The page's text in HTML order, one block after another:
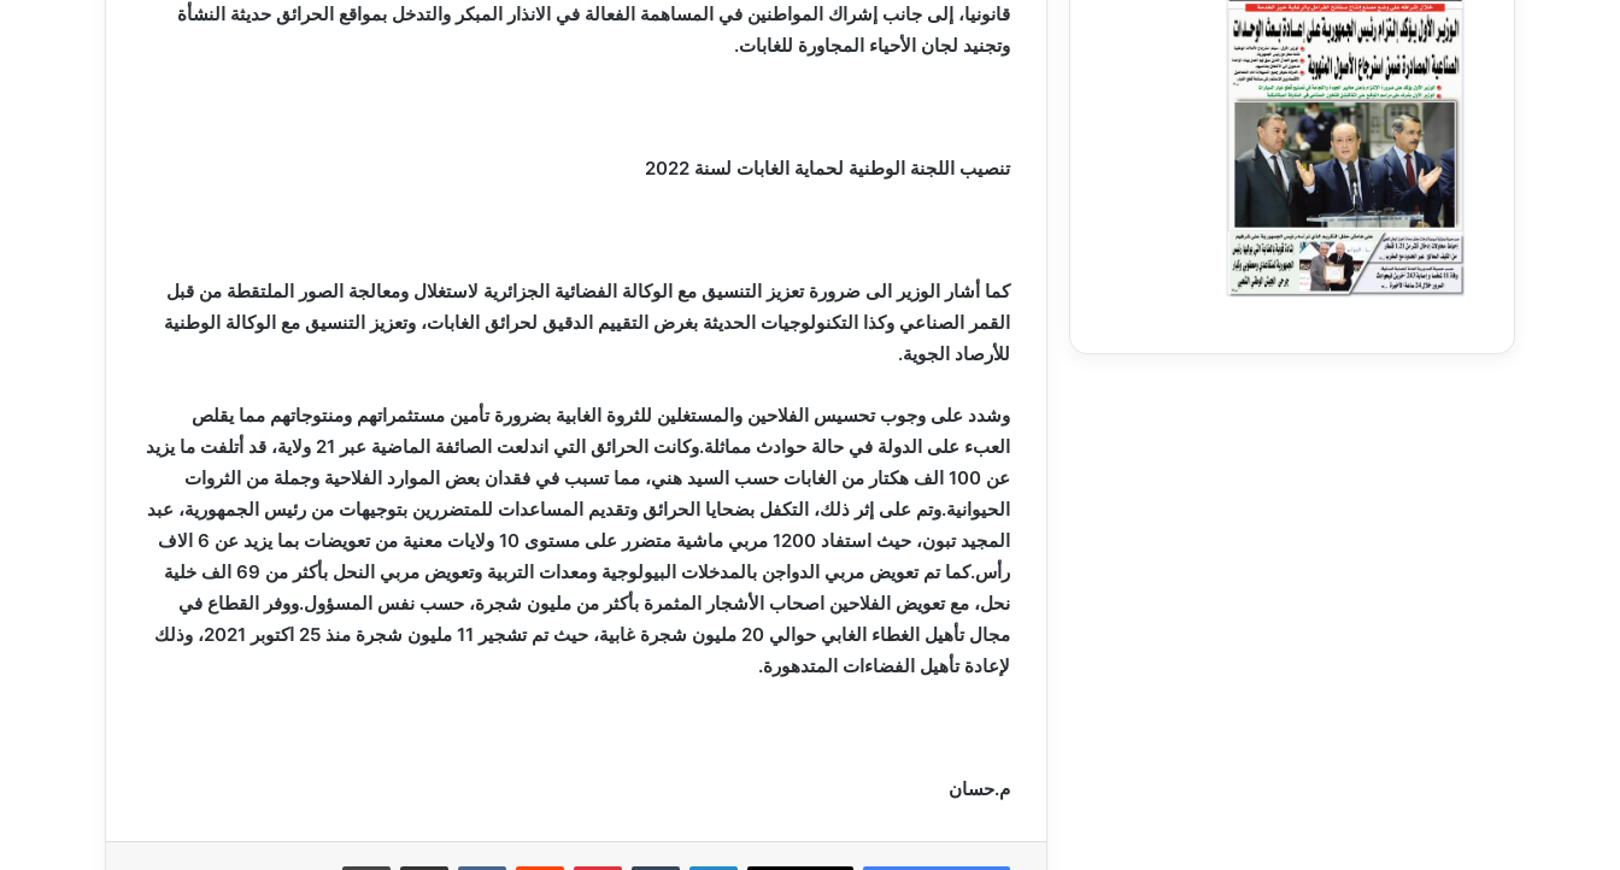
قانونيا، إلى جانب إشراك المواطنين في المساهمة الفعالة في الانذار المبكر والتدخل بمواقع الحرائق حديثة النشأة
وتجنيد لجان الأحياء المجاورة للغابات.
تنصيب اللجنة الوطنية لحماية الغابات لسنة 2022
كما أشار الوزير الى ضرورة تعزيز التنسيق مع الوكالة الفضائية الجزائرية لاستغلال ومعالجة الصور الملتقطة من قبل
القمر الصناعي وكذا التكنولوجيات الحديثة بغرض التقييم الدقيق لحرائق الغابات، وتعزيز التنسيق مع الوكالة الوطنية
للأرصاد الجوية.
وشدد على وجوب تحسيس الفلاحين والمستغلين للثروة الغابية بضرورة تأمين مستثمراتهم ومنتوجاتهم مما يقلص
العبء على الدولة في حالة حوادث مماثلة.وكانت الحرائق التي اندلعت الصائفة الماضية عبر 21 ولاية، قد أتلفت ما يزيد
عن 100 الف هكتار من الغابات حسب السيد هني، مما تسبب في فقدان بعض الموارد الفلاحية وجملة من الثروات
الحيوانية.وتم على إثر ذلك، التكفل بضحايا الحرائق وتقديم المساعدات للمتضررين بتوجيهات من رئيس الجمهورية، عبد
المجيد تبون، حيث استفاد 1200 مربي ماشية متضرر على مستوى 10 ولايات معنية من تعويضات بما يزيد عن 6 الاف
رأس.كما تم تعويض مربي الدواجن بالمدخلات البيولوجية ومعدات التربية وتعويض مربي النحل بأكثر من 69 الف خلية
نحل، مع تعويض الفلاحين اصحاب الأشجار المثمرة بأكثر من مليون شجرة، حسب نفس المسؤول.ووفر القطاع في
مجال تأهيل الغطاء الغابي حوالي 20 مليون شجرة غابية، حيث تم تشجير 11 مليون شجرة منذ 25 اكتوبر 2021، وذلك
لإعادة تأهيل الفضاءات المتدهورة.
م.حسان